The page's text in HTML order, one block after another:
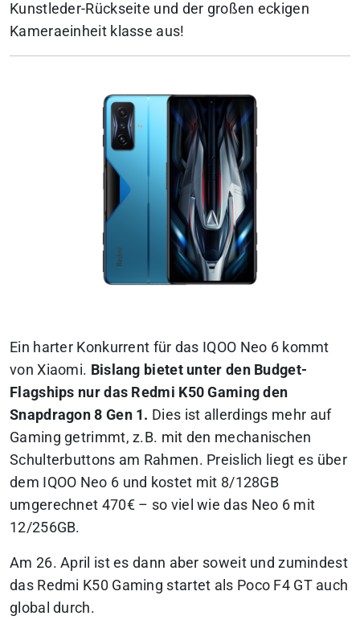
Kunstleder-Rückseite und der großen eckigen
Kameraeinheit klasse aus!
Ein harter Konkurrent für das IQOO Neo 6 kommt
von Xiaomi. Bislang bietet unter den Budget-
Flagships nur das Redmi K50 Gaming den
Snapdragon 8 Gen 1. Dies ist allerdings mehr auf
Gaming getrimmt, z.B. mit den mechanischen
Schulterbuttons am Rahmen. Preislich liegt es über
dem IQOO Neo 6 und kostet mit 8/128GB
umgerechnet 470€ – so viel wie das Neo 6 mit
12/256GB.
Am 26. April ist es dann aber soweit und zumindest
das Redmi K50 Gaming startet als Poco F4 GT auch
global durch.